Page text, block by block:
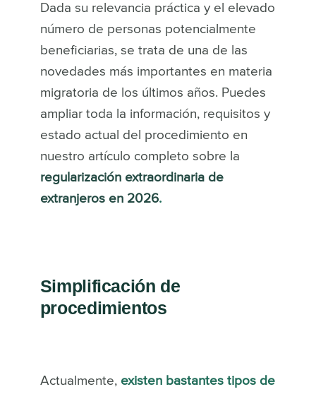
Dada su relevancia práctica y el elevado
número de personas potencialmente
beneficiarias, se trata de una de las
novedades más importantes en materia
migratoria de los últimos años. Puedes
ampliar toda la información, requisitos y
estado actual del procedimiento en
nuestro artículo completo sobre la
regularización extraordinaria de
extranjeros en 2026.
Simplificación de
procedimientos
Actualmente, existen bastantes tipos de